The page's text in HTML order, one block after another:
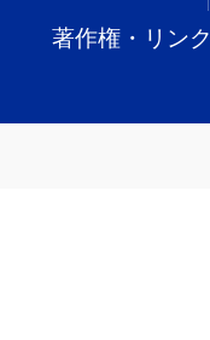
著作権・リンク